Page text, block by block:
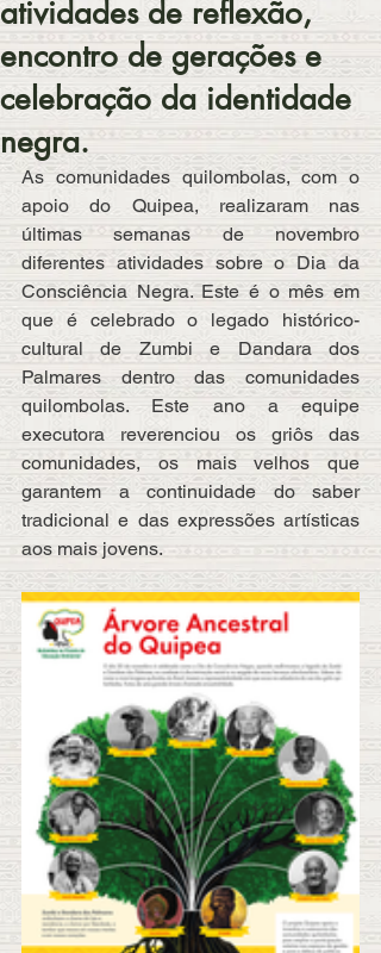
atividades de reflexão,
encontro de gerações e
celebração da identidade
negra.
As comunidades quilombolas, com o
apoio do Quipea, realizaram nas
últimas semanas de novembro
diferentes atividades sobre o Dia da
Consciência Negra. Este é o mês em
que é celebrado o legado histórico-
cultural de Zumbi e Dandara dos
Palmares dentro das comunidades
quilombolas. Este ano a equipe
executora reverenciou os griôs das
comunidades, os mais velhos que
garantem a continuidade do saber
tradicional e das expressões artísticas
aos mais jovens.